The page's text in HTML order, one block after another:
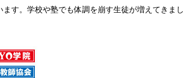
す。学校や塾でも体調を崩す生徒が増えてきまし